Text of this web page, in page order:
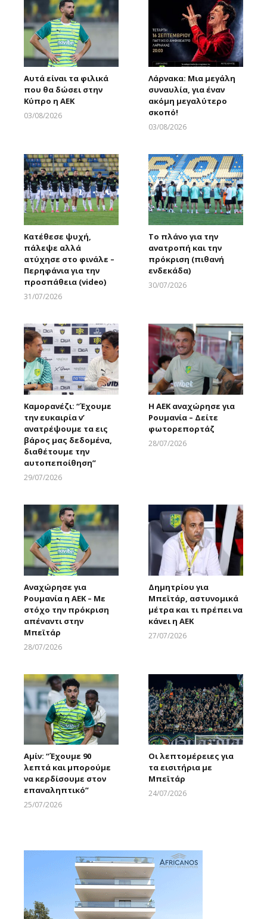
Αυτά είναι τα φιλικά
που θα δώσει στην
Κύπρο η ΑΕΚ
03/08/2026
Λάρνακα: Μια μεγάλη
συναυλία, για έναν
ακόμη μεγαλύτερο
σκοπό!
03/08/2026
Κατέθεσε ψυχή,
πάλεψε αλλά
ατύχησε στο φινάλε –
Περηφάνια για την
προσπάθεια (video)
31/07/2026
Το πλάνο για την
ανατροπή και την
πρόκριση (πιθανή
ενδεκάδα)
30/07/2026
Καμορανέζι: “Έχουμε
την ευκαιρία ν’
ανατρέψουμε τα εις
βάρος μας δεδομένα,
διαθέτουμε την
αυτοπεποίθηση”
29/07/2026
Η ΑΕΚ αναχώρησε για
Ρουμανία – Δείτε
φωτορεπορτάζ
28/07/2026
Αναχώρησε για
Ρουμανία η ΑΕΚ – Με
στόχο την πρόκριση
απέναντι στην
Μπεϊτάρ
28/07/2026
Δημητρίου για
Μπεϊτάρ, αστυνομικά
μέτρα και τι πρέπει να
κάνει η ΑΕΚ
27/07/2026
Αμίν: “Έχουμε 90
λεπτά και μπορούμε
να κερδίσουμε στον
επαναληπτικό”
25/07/2026
Οι λεπτομέρειες για
τα εισιτήρια με
Μπεϊτάρ
24/07/2026